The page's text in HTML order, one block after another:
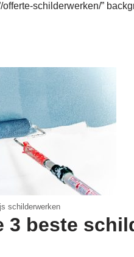
offerte-schilderwerken/”
schilderwerken
3 beste